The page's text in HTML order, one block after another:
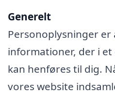
Generelt
Personoplysninger er
informationer, der i
kan henføres til dig.
vores website